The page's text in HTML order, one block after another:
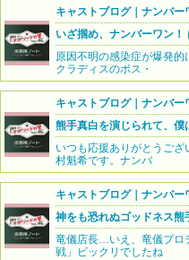
キャストブログ｜ナンバ
いざ掴め、ナンバーワン
原因不明の感染症が爆発
クラディスのボス・
キャストブログ｜ナンバ
熊手真白を演じられて、僕
いつも応援ありがとうご
村魁希です。ナンバ
キャストブログ｜ナンバ
神をも恐れぬゴッドネス熊
竜儀店長…いえ、竜儀プロ
戦」ビックリでしたね